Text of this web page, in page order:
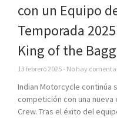
con un Equipo
Temporada
King of the
13 febrero 2025 No hay
Indian Motorcycle continúa
competición con una
Crew. Tras el éxito del